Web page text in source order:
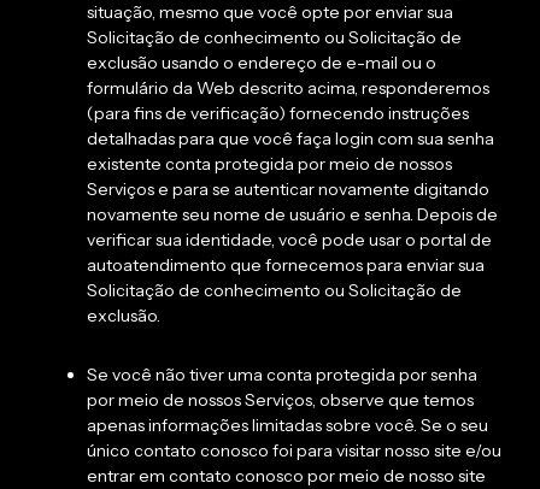
situação, mesmo que você opte por enviar sua
Solicitação de conhecimento ou Solicitação de
exclusão usando o endereço de e-mail ou o
formulário da Web descrito acima, responderemos
(para fins de verificação) fornecendo instruções
detalhadas para que você faça login com sua senha
existente conta protegida por meio de nossos
Serviços e para se autenticar novamente digitando
novamente seu nome de usuário e senha. Depois de
verificar sua identidade, você pode usar o portal de
autoatendimento que fornecemos para enviar sua
Solicitação de conhecimento ou Solicitação de
exclusão.
Se você não tiver uma conta protegida por senha
por meio de nossos Serviços, observe que temos
apenas informações limitadas sobre você. Se o seu
único contato conosco foi para visitar nosso site e/ou
entrar em contato conosco por meio de nosso site